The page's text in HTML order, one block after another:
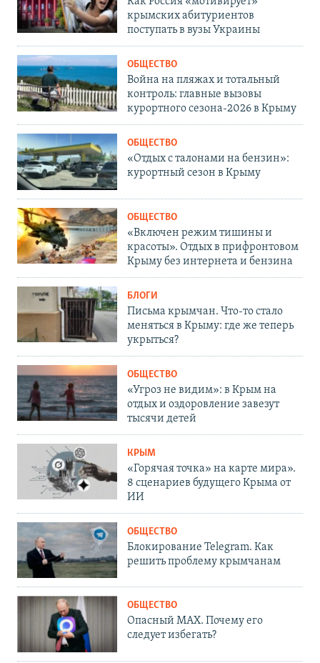
крымских абитуриентов
поступать в вузы Украины
ОБЩЕСТВО
Война на пляжах и тотальный
контроль: главные вызовы
курортного сезона-2026 в Крыму
ОБЩЕСТВО
«Отдых с талонами на бензин»:
курортный сезон в Крыму
ОБЩЕСТВО
«Включен режим тишины и
красоты». Отдых в прифронтовом
Крыму без интернета и бензина
БЛОГИ
Письма крымчан. Что-то стало
меняться в Крыму: где же теперь
укрыться?
ОБЩЕСТВО
«Угроз не видим»: в Крым на
отдых и оздоровление завезут
тысячи детей
КРЫМ
«Горячая точка» на карте мира».
8 сценариев будущего Крыма от
ИИ
ОБЩЕСТВО
Блокирование Telegram. Как
решить проблему крымчанам
ОБЩЕСТВО
Опасный MAX. Почему его
следует избегать?